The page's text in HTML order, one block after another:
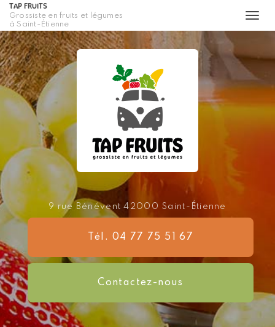
Aller
au
contenu
principal
TAP FRUITS
Grossiste en fruits et légumes
à Saint-Étienne
9 rue Bénévent42000 Saint-Étienne
Tél. 04 77 75 51 67
Contactez-nous